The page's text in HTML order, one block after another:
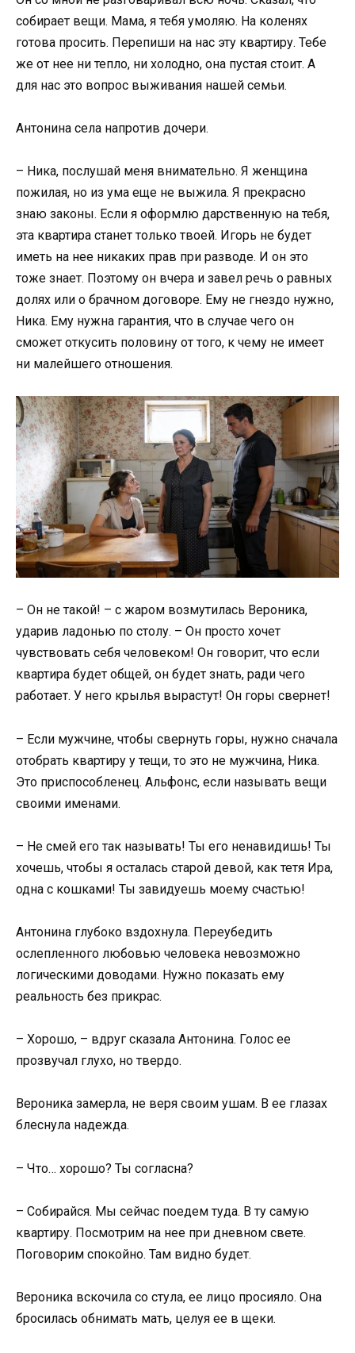
собирает вещи. Мама, я тебя умоляю. На коленях
готова просить. Перепиши на нас эту квартиру. Тебе
же от нее ни тепло, ни холодно, она пустая стоит. А
для нас это вопрос выживания нашей семьи.
Антонина села напротив дочери.
– Ника, послушай меня внимательно. Я женщина
пожилая, но из ума еще не выжила. Я прекрасно
знаю законы. Если я оформлю дарственную на тебя,
эта квартира станет только твоей. Игорь не будет
иметь на нее никаких прав при разводе. И он это
тоже знает. Поэтому он вчера и завел речь о равных
долях или о брачном договоре. Ему не гнездо нужно,
Ника. Ему нужна гарантия, что в случае чего он
сможет откусить половину от того, к чему не имеет
ни малейшего отношения.
– Он не такой! – с жаром возмутилась Вероника,
ударив ладонью по столу. – Он просто хочет
чувствовать себя человеком! Он говорит, что если
квартира будет общей, он будет знать, ради чего
работает. У него крылья вырастут! Он горы свернет!
– Если мужчине, чтобы свернуть горы, нужно сначала
отобрать квартиру у тещи, то это не мужчина, Ника.
Это приспособленец. Альфонс, если называть вещи
своими именами.
– Не смей его так называть! Ты его ненавидишь! Ты
хочешь, чтобы я осталась старой девой, как тетя Ира,
одна с кошками! Ты завидуешь моему счастью!
Антонина глубоко вздохнула. Переубедить
ослепленного любовью человека невозможно
логическими доводами. Нужно показать ему
реальность без прикрас.
– Хорошо, – вдруг сказала Антонина. Голос ее
прозвучал глухо, но твердо.
Вероника замерла, не веря своим ушам. В ее глазах
блеснула надежда.
– Что… хорошо? Ты согласна?
– Собирайся. Мы сейчас поедем туда. В ту самую
квартиру. Посмотрим на нее при дневном свете.
Поговорим спокойно. Там видно будет.
Вероника вскочила со стула, ее лицо просияло. Она
бросилась обнимать мать, целуя ее в щеки.